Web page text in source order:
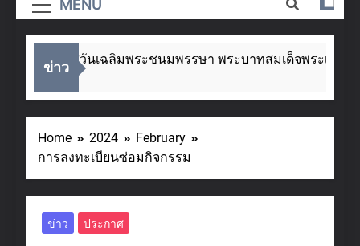
นครสวรรค์
MENU
ข่าว
งในโอกาสวันเฉลิมพระชนมพรรษา พระบาทสมเด็จพระเจ้าอยู่
Home 2024
February
การลงทะเบียนซ่อมกิจกรรม
ข่าว ประกาศ